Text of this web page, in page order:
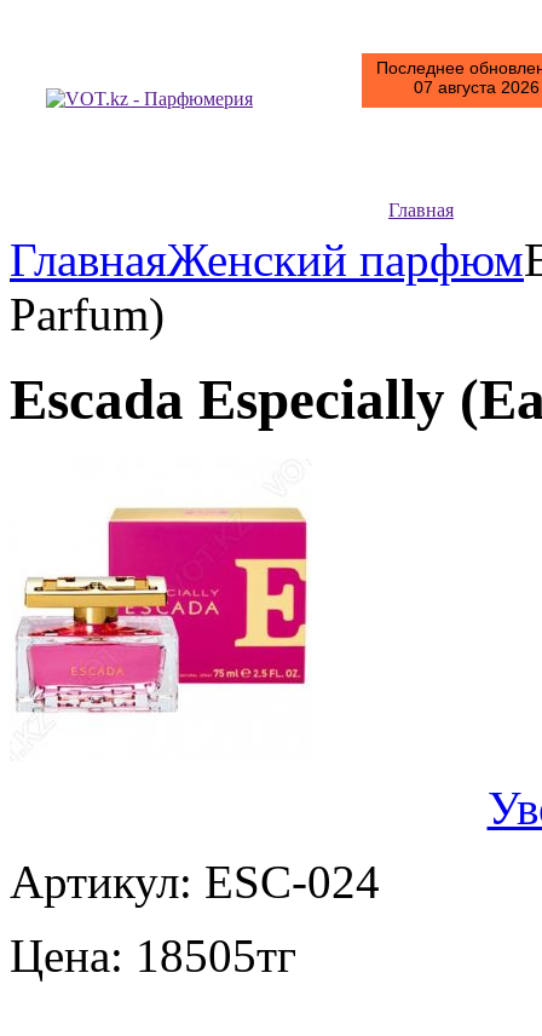
Последнее
07 августа
Главная
ГлавнаяЖенский парфюм
Parfum)
Escada Especially
Артикул: ESC-024
Цена: 18505тг